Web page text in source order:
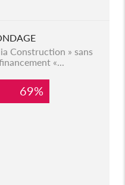
Construction » sans
«...
69%